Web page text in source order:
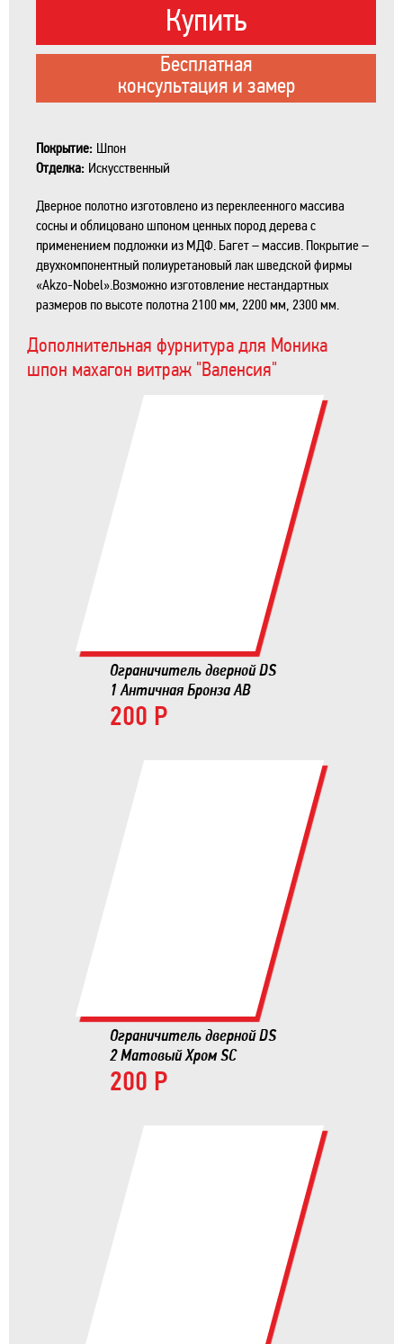
Купить
Бесплатная
консультация и замер
Покрытие: Шпон
Отделка: Искусственный
Дверное полотно изготовлено из переклеенного массива
сосны и облицовано шпоном ценных пород дерева с
применением подложки из МДФ. Багет – массив. Покрытие –
двухкомпонентный полиуретановый лак шведской фирмы
«Akzo-Nobel».Возможно изготовление нестандартных
размеров по высоте полотна 2100 мм, 2200 мм, 2300 мм.
Дополнительная фурнитура для Моника
шпон махагон витраж "Валенсия"
Ограничитель дверной DS
1 Античная Бронза AB
200 Р
Ограничитель дверной DS
2 Матовый Хром SC
200 Р